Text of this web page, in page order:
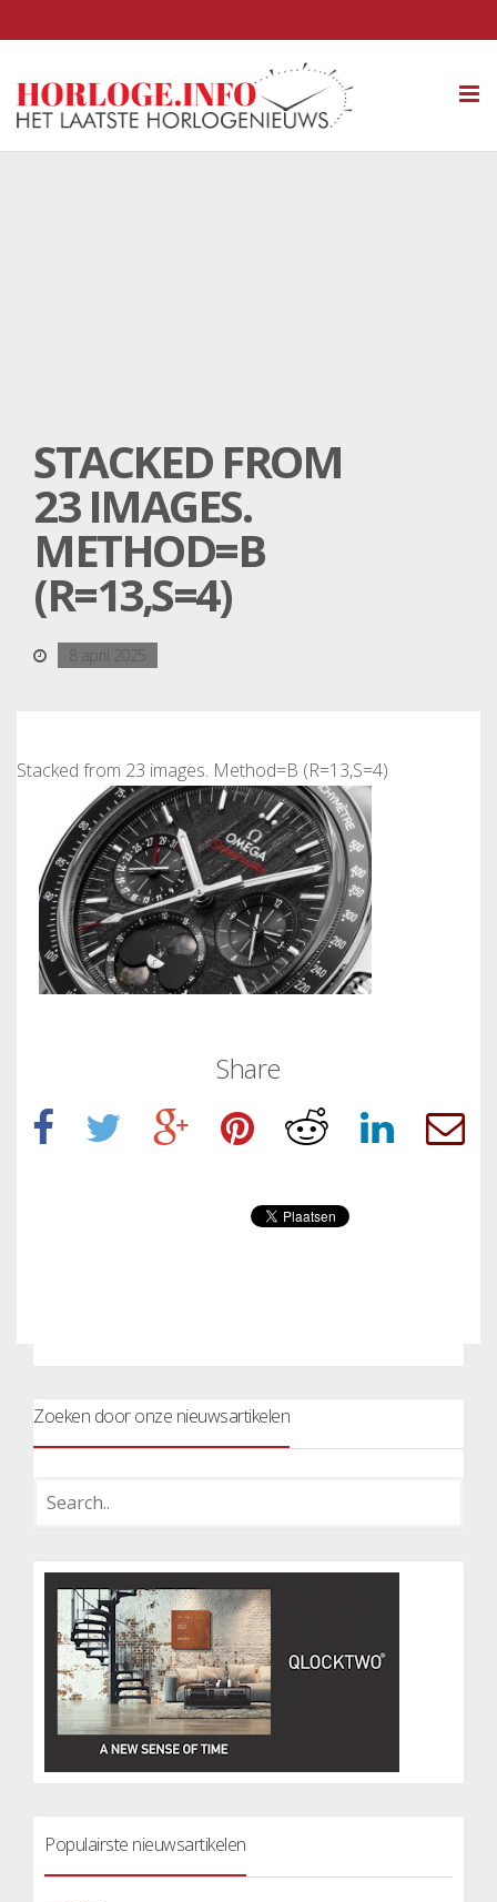
STACKED FROM
23 IMAGES.
METHOD=B
(R=13,S=4)
8 april 2025
Stacked from 23 images. Method=B (R=13,S=4)
Share
Zoeken door onze nieuwsartikelen
Populairste nieuwsartikelen